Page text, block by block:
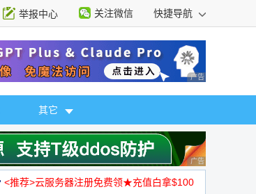
举报中心 关注微信 快捷导航
广告 商业广告，理
其它
广告 商业广告，理
<推荐>云服务器注册免费领★充值白拿$100